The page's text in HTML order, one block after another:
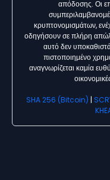
απόδοσης. Οι
κρυπτονομισμάτων,
οδηγήσουν σε πλήρη
αυτό δεν
πιστοποιημένο
αναγνωρίζεται καμία
SHA 256 (Bitcoin) |